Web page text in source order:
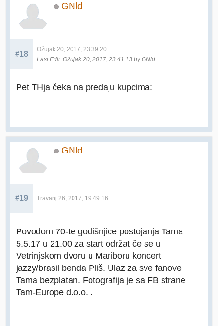
GNld
#18
Ožujak 20, 2017, 23:39:20
Last Edit: Ožujak 20, 2017, 23:41:13 by GNld
Pet THja čeka na predaju kupcima:
GNld
#19 Travanj 26, 2017, 19:49:16
Povodom 70-te godišnjice postojanja Tama
5.5.17 u 21.00 za start održat če se u
Vetrinjskom dvoru u Mariboru koncert
jazzy/brasil benda Pliš. Ulaz za sve fanove
Tama bezplatan. Fotografija je sa FB strane
Tam-Europe d.o.o. .